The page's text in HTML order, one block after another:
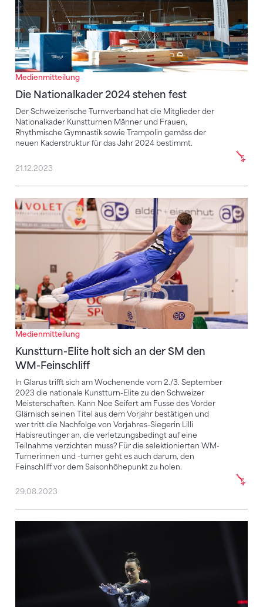
Medienmitteilung
Die Nationalkader 2024 stehen fest
Der Schweizerische Turnverband hat die Mitglieder der
Nationalkader Kunstturnen Männer und Frauen,
Rhythmische Gymnastik sowie Trampolin gemäss der
neuen Kaderstruktur für das Jahr 2024 bestimmt.
21.12.2023
Medienmitteilung
Kunstturn-Elite holt sich an der SM den
WM-Feinschliff
In Glarus trifft sich am Wochenende vom 2./3. September
2023 die nationale Kunstturn-Elite zu den Schweizer
Meisterschaften. Kann Noe Seifert am Fusse des Vorder
Glärnisch seinen Titel aus dem Vorjahr bestätigen und
wer tritt die Nachfolge von Vorjahres-Siegerin Lilli
Habisreutinger an, die verletzungsbedingt auf eine
Teilnahme verzichten muss? Für die selektionierten WM-
Turnerinnen und -turner geht es auch darum, den
Feinschliff vor dem Saisonhöhepunkt zu holen.
Kunstturn-Elite holt sich an der SM den WM-
29.08.2023